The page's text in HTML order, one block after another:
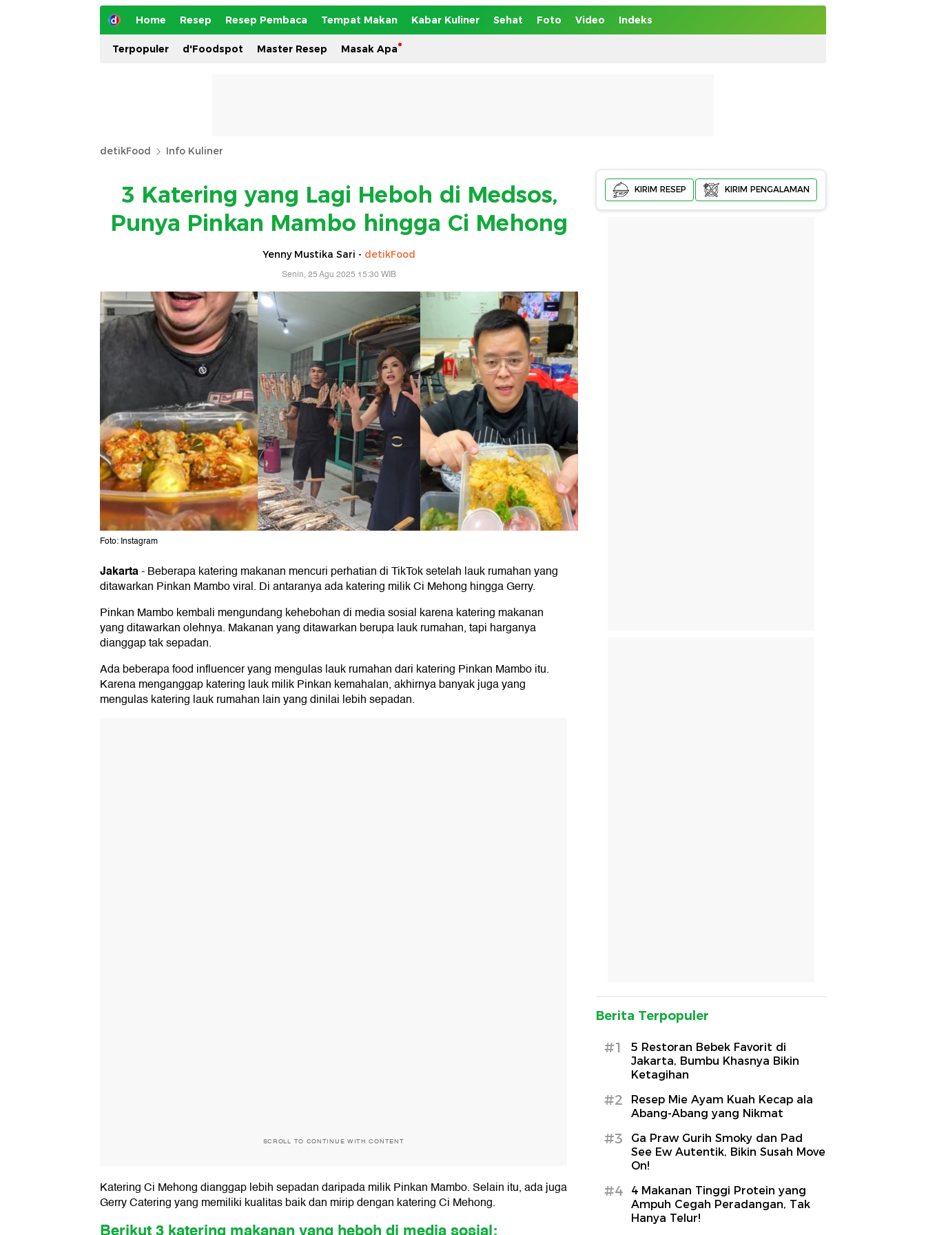
Home Resep Resep Pembaca Tempat Makan Kabar Kuliner Sehat Foto Video Indeks
Terpopuler d'Foodspot Master Resep Masak Apa
detikFood Info Kuliner
3 Katering yang Lagi Heboh di Medsos,
Punya Pinkan Mambo hingga Ci Mehong
Yenny Mustika Sari - detikFood
Senin, 25 Agu 2025 15:30 WIB
Foto: Instagram
Jakarta-Beberapa katering makanan mencuri perhatian di TikTok setelah lauk rumahan yang
ditawarkan Pinkan Mambo viral. Di antaranya ada katering milik Ci Mehong hingga Gerry.
Pinkan Mambo kembali mengundang kehebohan di media sosial karena katering makanan
yang ditawarkan olehnya. Makanan yang ditawarkan berupa lauk rumahan, tapi harganya
dianggap tak sepadan.
Ada beberapa food influencer yang mengulas lauk rumahan dari katering Pinkan Mambo itu.
Karena menganggap katering lauk milik Pinkan kemahalan, akhirnya banyak juga yang
mengulas katering lauk rumahan lain yang dinilai lebih sepadan.
SCROLL TO CONTINUE WITH CONTENT
Katering Ci Mehong dianggap lebih sepadan daripada milik Pinkan Mambo. Selain itu, ada juga
Gerry Catering yang memiliki kualitas baik dan mirip dengan katering Ci Mehong.
KIRIM RESEP KIRIM PENGALAMAN
Berita Terpopuler
#1
5 Restoran Bebek Favorit di
Jakarta, Bumbu Khasnya Bikin
Ketagihan
#2
Resep Mie Ayam Kuah Kecap ala
Abang-Abang yang Nikmat
#3
Ga Praw Gurih Smoky dan Pad
See Ew Autentik, Bikin Susah Move
On!
#4
4 Makanan Tinggi Protein yang
Ampuh Cegah Peradangan, Tak
Hanya Telur!